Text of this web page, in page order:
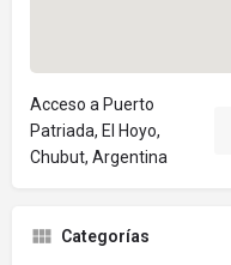
Acceso a Puerto
Patriada, El Hoyo,
Chubut, Argentina
Categorías